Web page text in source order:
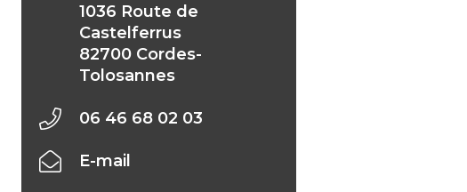
1036 Route de
Castelferrus
82700 Cordes-
Tolosannes
06 46 68 02 03
E-mail